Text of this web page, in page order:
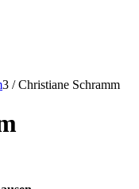
3 / Christiane Schramm